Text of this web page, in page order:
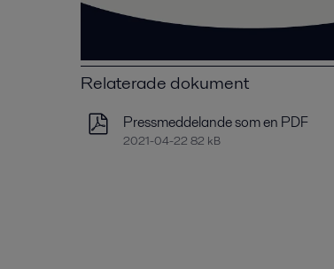
Relaterade dokument
Pressmeddelande som en PDF
2021-04-22 82 kB